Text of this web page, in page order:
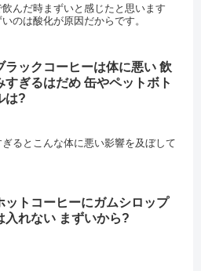
んだ時まずいと感じたと思います
のは酸化が原因だからです。
ラックコーヒーは体に悪い 飲
すぎるはだめ 缶やペットボト
は?
るとこんな体に悪い影響を及ぼして
ットコーヒーにガムシロップ
入れない まずいから?